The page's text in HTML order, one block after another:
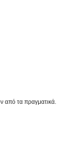
από τα πραγματικά.